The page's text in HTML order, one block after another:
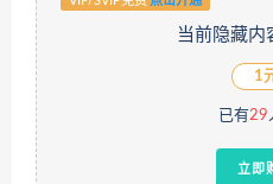
当前隐藏内
1
已有29
立即